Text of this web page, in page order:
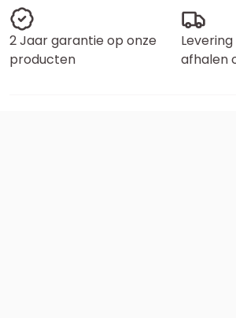
2 Jaar garantie op onze
producten
afhalen